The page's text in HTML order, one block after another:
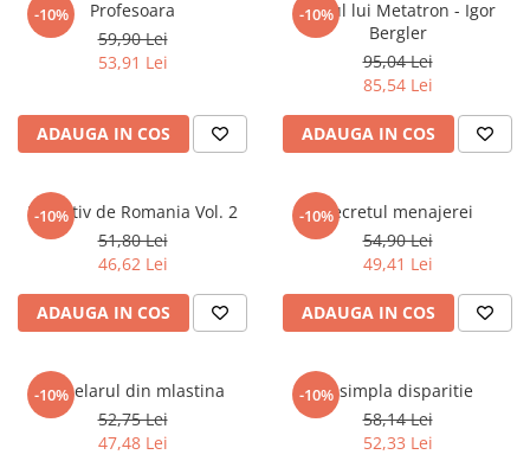
Audiobook
ReConnect
Crestinism
ScienceConnection
SelfConnect
SelfHealing
Vindecare Spirituala
Senzatii/Thriller
SF & Fantasy
Teatru
Teens Book Club
Instrumente si Truse Geometrie
Seturi scolare
Consumabile & Accesorii
COLOREAZA CU PRIETENII
De colorat
Pot desena minunat
Carti educative
Copii 0-7 ani
Clubul Premiantilor
Super pitici 2-5 ani
Culegeri Auxiliare
Dictionare
Enciclopedii
Kids Book Club
Puzzle-uri
Puzzle
Puzzle 3D Lemn
-10%
Profesoara
59,90 Lei
53,91 Lei
ADAUGA IN COS
-10%
Cubul lui Metatron - Igor
Bergler
95,04 Lei
85,54 Lei
ADAUGA IN COS
-10%
Detectiv de Romania Vol. 2
51,80 Lei
46,62 Lei
ADAUGA IN COS
-10%Secretul menajerei
54,90 Lei
49,41 Lei
ADAUGA IN COS
-10%
Macelarul din mlastina
52,75 Lei
47,48 Lei
-10%O simpla disparitie
58,14 Lei
52,33 Lei